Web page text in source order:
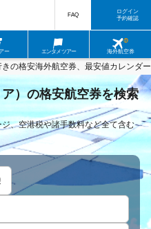
ー エンタメツアー 海外航空券
FAQ
ログイン
予約確認
の格安海外航空券、最安値カレンダー
）の格安航空券を検索
、空港税や諸手数料など全て含む